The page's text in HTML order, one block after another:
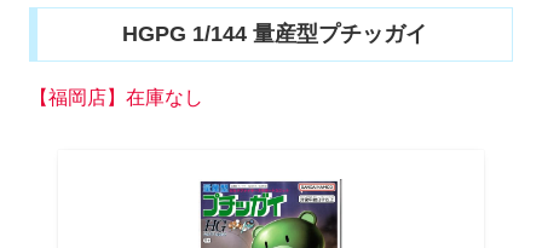
HGPG 1/144 量産型プチッガイ
【福岡店】在庫なし